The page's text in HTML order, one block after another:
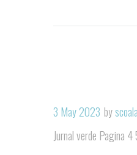
3 May 2023 by
Jurnal verde Pagina